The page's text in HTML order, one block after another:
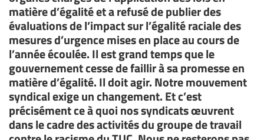
matière d’égalité et a refusé de publier des
évaluations de l’impact sur l’égalité raciale des
mesures d’urgence mises en place au cours de
l’année écoulée. Il est grand temps que le
gouvernement cesse de faillir à sa promesse en
matière d’égalité. Il doit agir. Notre mouvement
syndical exige un changement. Et c’est
précisément ce à quoi nos syndicats œuvrent
dans le cadre des activités du groupe de travail